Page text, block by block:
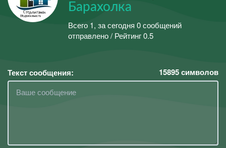
Барахолка
Всего 1, за сегодня 0 сообщений
отправлено / Рейтинг 0.5
Текст сообщения: 15895символов